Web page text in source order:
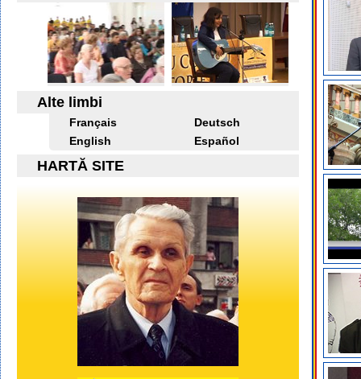
Alte limbi
Français
Deutsch
English
Español
HARTĂ SITE